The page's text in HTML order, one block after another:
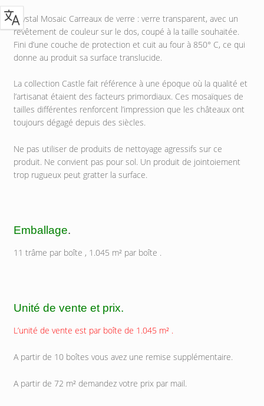
Crystal Mosaic Carreaux de verre : verre transparent, avec un
revêtement de couleur sur le dos, coupé à la taille souhaitée.
Fini d’une couche de protection et cuit au four à 850° C, ce qui
donne au produit sa surface translucide.
La collection Castle fait référence à une époque où la qualité et
l’artisanat étaient des facteurs primordiaux. Ces mosaïques de
tailles différentes renforcent l’impression que les châteaux ont
toujours dégagé depuis des siècles.
Ne pas utiliser de produits de nettoyage agressifs sur ce
produit. Ne convient pas pour sol. Un produit de jointoiement
trop rugueux peut gratter la surface.
Emballage.
11 trâme par boîte , 1.045 m² par boîte .
Unité de vente et prix.
L’unité de vente est par boîte de 1.045 m² .
A partir de 10 boîtes vous avez une remise supplémentaire.
A partir de 72 m² demandez votre prix par mail.